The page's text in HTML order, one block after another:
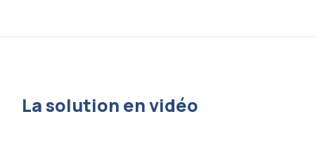
La solution en vidéo